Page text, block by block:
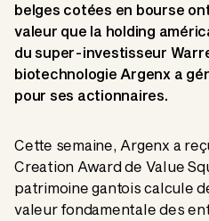
belges cotées en bourse
valeur que la holding
du super-investisseur
biotechnologie Argenx a
pour ses actionnaires.
Cette semaine, Argenx a
Creation Award de Value
patrimoine gantois calcule
valeur fondamentale des